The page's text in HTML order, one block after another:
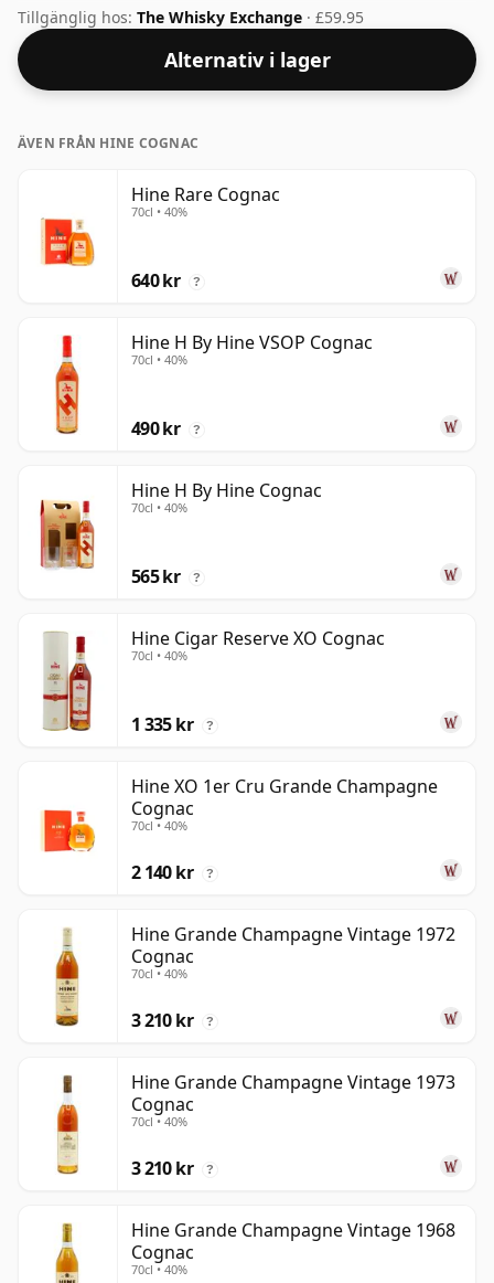
Tillgänglig hos: The Whisky Exchange · £59.95
Alternativ i lager
ÄVEN FRÅN HINE COGNAC
Hine Rare Cognac
70cl • 40%
640 kr ?
Hine H By Hine VSOP Cognac
70cl • 40%
490 kr ?
Hine H By Hine Cognac
70cl • 40%
565 kr ?
Hine Cigar Reserve XO Cognac
70cl • 40%
1 335 kr ?
Hine XO 1er Cru Grande Champagne
Cognac
70cl • 40%
2 140 kr ?
Hine Grande Champagne Vintage 1972
Cognac
70cl • 40%
3 210 kr ?
Hine Grande Champagne Vintage 1973
Cognac
70cl • 40%
3 210 kr ?
Hine Grande Champagne Vintage 1968
Cognac
70cl • 40%